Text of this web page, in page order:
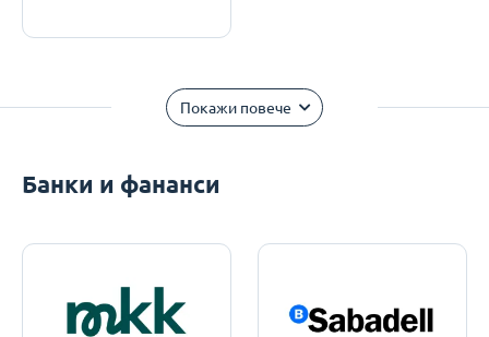
Покажи повече
Банки и фананси